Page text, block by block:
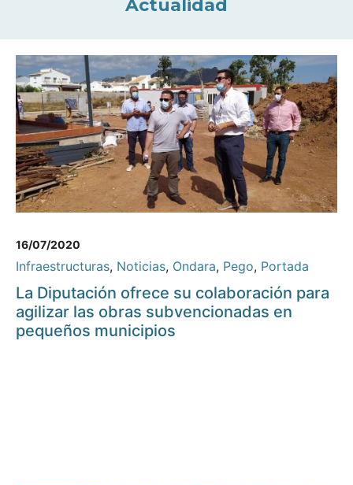
Actualidad
16/07/2020
Infraestructuras, Noticias, Ondara, Pego, Portada
La Diputación ofrece su colaboración para
agilizar las obras subvencionadas en
pequeños municipios